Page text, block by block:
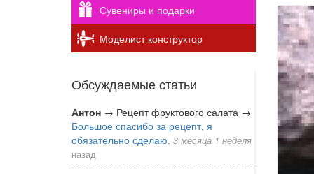
Сувениры и подарки
Моделист конструктор
Обсуждаемые статьи
Антон → Рецепт фруктового салата →
Большое спасибо за рецепт, я
обязательно сделаю. 3 месяца 1 неделя
назад